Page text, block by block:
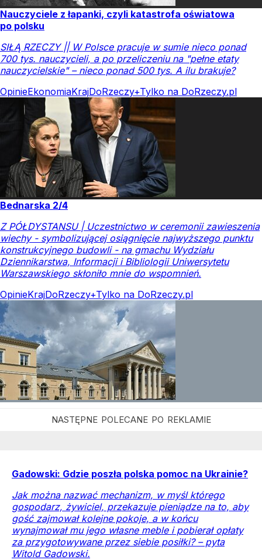
Nauczyciele z łapanki, czyli katastrofa oświatowa
po polsku
SIŁĄ RZECZY || W Polsce pracuje w sumie nieco ponad
700 tys. nauczycieli, a po przeliczeniu na "pełne etaty
nauczycielskie" – nieco ponad 500 tys. A ilu brakuje?
OpinieEkonomiaKrajDoRzeczy+Tylko na DoRzeczy.pl
Bednarska 2/4
Z PÓŁDYSTANSU | Uczestnictwo w ceremonii zawieszenia
wiechy - symbolizującej osiągnięcie najwyższego punktu
konstrukcyjnego budowli - na gmachu Wydziału
Dziennikarstwa, Informacji i Bibliologii Uniwersytetu
Warszawskiego skłoniło mnie do wspomnień.
OpinieKrajDoRzeczy+Tylko na DoRzeczy.pl
Gadowski: Gdzie poszła polska pomoc na Ukrainie?
Jak można nazwać mechanizm, w myśl którego
gospodarz, żywiciel, przekazuje pieniądze na to, aby
gość zajmował kolejne pokoje, a w końcu
wynajmował mu jego własne meble i pobierał opłaty
za przygotowywane przez siebie posiłki? – pyta
Witold Gadowski.